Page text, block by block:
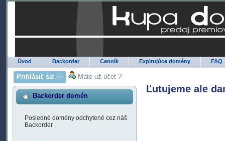
Úvod Backorder Cenník Expirujúce domény FAQ
Prihlásiť sa! Máte už účet ?
Backorder domén
Posledné domény odchytené cez náš
Backorder :
Ľutujeme ale